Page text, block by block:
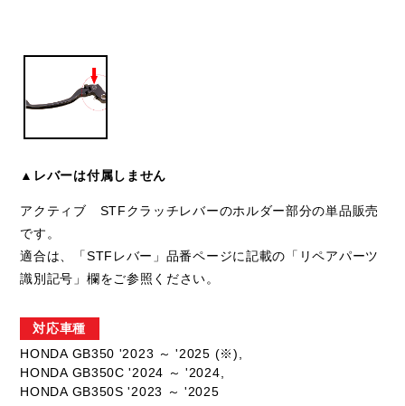
▲レバーは付属しません
アクティブ STFクラッチレバーのホルダー部分の単品販売
です。
適合は、「STFレバー」品番ページに記載の「リペアパーツ
識別記号」欄をご参照ください。
対応車種
HONDA GB350 '2023 ～ '2025 (※),
HONDA GB350C '2024 ～ '2024,
HONDA GB350S '2023 ～ '2025